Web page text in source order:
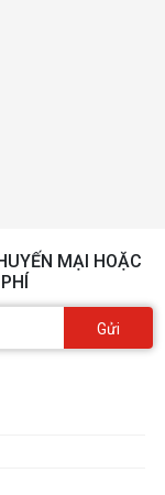
MẠI HOẶC
Gửi